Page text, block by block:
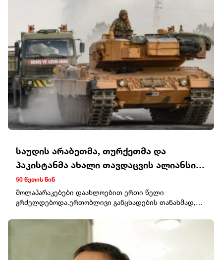
საუდის არაბეთმა, თურქეთმა და
პაკისტანმა ახალი თავდაცვის ალიანსი
შექმნეს
50 წუთის წინ
მოლაპარაკებები დაახლოებით ერთი წელი
გრძელდებოდა.ერთობლივი განცხადების თანახმად,
გაძლიერება და პოტენციური აგრესიის წინააღმდეგ
სამხედრო ვალდებულებებს იღებენ ან რა ქმედებებს
განახორციელებენ თავდასხმის